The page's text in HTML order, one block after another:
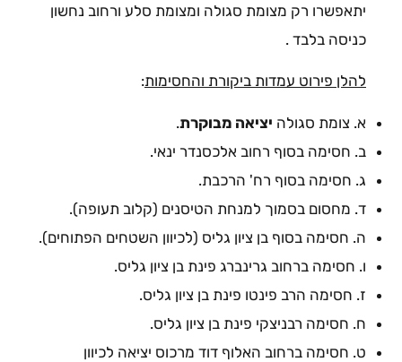
יתאפשרו רק מצומת סגולה ומצומת סלע ורחוב נחשון
כניסה בלבד .
להלן פירוט עמדות ביקורת והחסימות:
א. צומת סגולה יציאה מבוקרת.
ב. חסימה בסוף רחוב אלכסנדר ינאי.
ג. חסימה בסוף רח' הרכבת.
ד. מחסום בסמוך למנחת הטיסנים (קלוב תעופה).
ה. חסימה בסוף בן ציון גליס (לכיוון השטחים הפתוחים).
ו. חסימה ברחוב גרינברג פינת בן ציון גליס.
ז. חסימה הרב פינטו פינת בן ציון גליס.
ח. חסימה רבניצקי פינת בן ציון גליס.
ט. חסימה ברחוב האלוף דוד מרכוס יציאה לכיוון